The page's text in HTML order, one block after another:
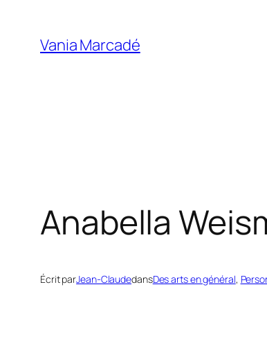
contenu
Vania Marcadé
Anabella
Écrit parJean-ClaudedansDes arts en général,